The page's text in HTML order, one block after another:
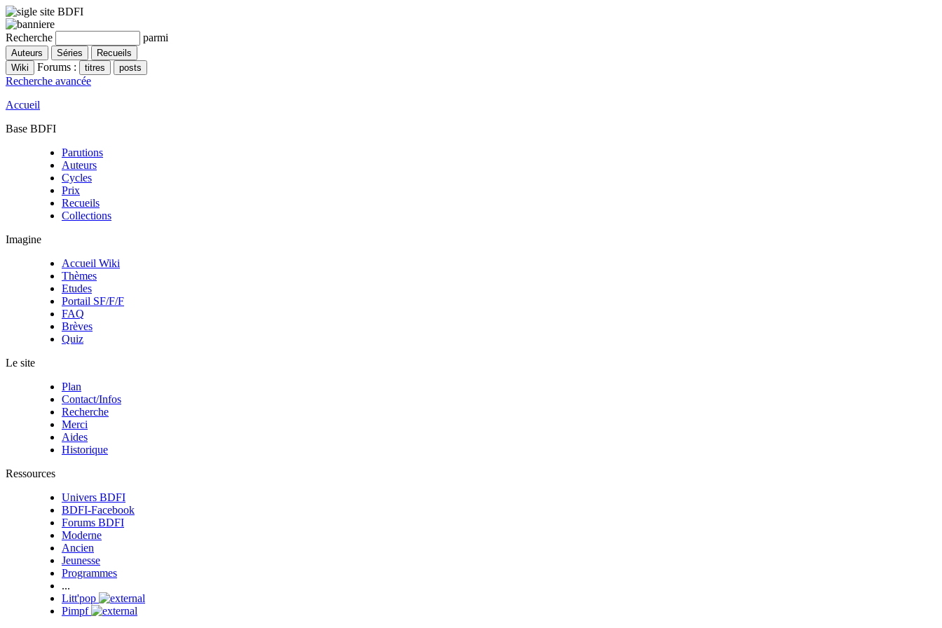
Recherche parmi
Forums :
Recherche avancée
Accueil
Base BDFI
Parutions
Auteurs
Cycles
Prix
Recueils
Collections
Imagine
Accueil Wiki
Thèmes
Etudes
Portail SF/F/F
FAQ
Brèves
Quiz
Le site
Plan
Contact/Infos
Recherche
Merci
Aides
Historique
Ressources
Univers BDFI
BDFI-Facebook
Forums BDFI
Moderne
Ancien
Jeunesse
Programmes
...
Litt'pop
Pimpf